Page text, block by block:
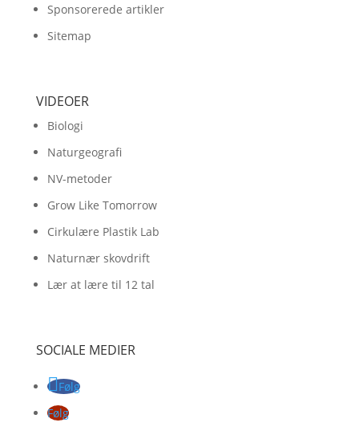
Sponsorerede artikler
Sitemap
VIDEOER
Biologi
Naturgeografi
NV-metoder
Grow Like Tomorrow
Cirkulære Plastik Lab
Naturnær skovdrift
Lær at lære til 12 tal
SOCIALE MEDIER
Følg
Følg